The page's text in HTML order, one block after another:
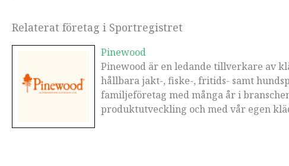
Relaterat företag i Sportregistret
Pinewood
Pinewood är en ledande tillverkare av
hållbara jakt-, fiske-, fritids- samt
familjeföretag med många år i
produktutveckling och med vår egen